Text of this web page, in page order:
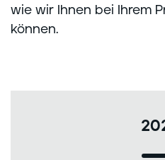
wie wir Ihnen bei Ihrem
können.